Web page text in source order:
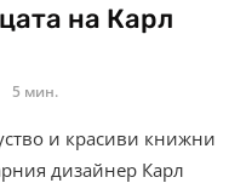
на Карл
5 мин.
и красиви книжни
дизайнер Карл